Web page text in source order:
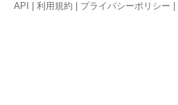
API 利用規約 プライバシーポリシー